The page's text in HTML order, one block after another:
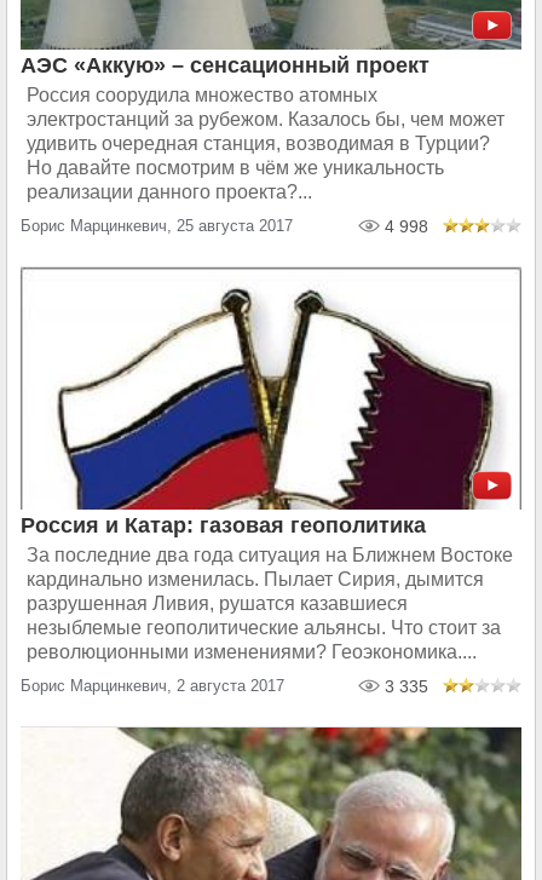
АЭС «Аккую» – сенсационный проект
Россия соорудила множество атомных
электростанций за рубежом. Казалось бы, чем может
удивить очередная станция, возводимая в Турции?
Но давайте посмотрим в чём же уникальность
реализации данного проекта?...
Борис Марцинкевич, 25 августа 2017 4 998
Россия и Катар: газовая геополитика
За последние два года ситуация на Ближнем Востоке
кардинально изменилась. Пылает Сирия, дымится
разрушенная Ливия, рушатся казавшиеся
незыблемые геополитические альянсы. Что стоит за
революционными изменениями? Геоэкономика....
Борис Марцинкевич, 2 августа 2017 3 335